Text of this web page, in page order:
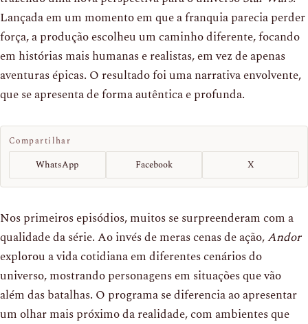
Lançada em um momento em que a franquia parecia perder
força, a produção escolheu um caminho diferente, focando
em histórias mais humanas e realistas, em vez de apenas
aventuras épicas. O resultado foi uma narrativa envolvente,
que se apresenta de forma autêntica e profunda.
Compartilhar
WhatsApp Facebook X
Nos primeiros episódios, muitos se surpreenderam com a
qualidade da série. Ao invés de meras cenas de ação,Andor
explorou a vida cotidiana em diferentes cenários do
universo, mostrando personagens em situações que vão
além das batalhas. O programa se diferencia ao apresentar
um olhar mais próximo da realidade, com ambientes que